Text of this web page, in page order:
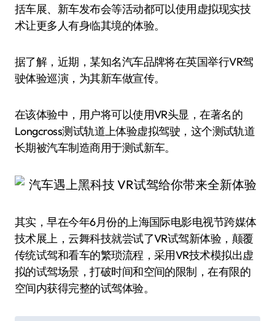
括车展、新车发布会等活动都可以使用虚拟现实技
术让更多人有身临其境的体验。
据了解，近期，某知名汽车品牌将在英国举行VR驾
驶体验巡演，为其新车做宣传。
在该体验中，用户将可以使用VR头显，在著名的
Longcross测试轨道上体验虚拟驾驶，这个测试轨道
长期被汽车制造商用于测试新车。
其实，早在今年6月份的上海国际电影电视节跨媒体
技术展上，云舞科技就尝试了VR试驾新体验，颠覆
传统试驾和看车的繁琐流程，采用VR技术模拟出虚
拟的试驾场景，打破时间和空间的限制，在有限的
空间内获得完整的试驾体验。